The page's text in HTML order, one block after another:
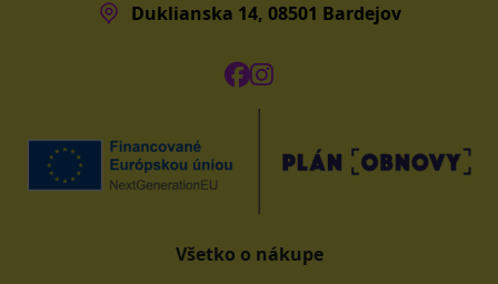
Duklianska 14, 08501 Bardejov
Všetko o nákupe